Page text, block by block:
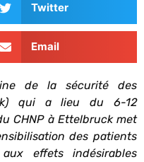
Twitter
Email
de la sécurité des
qui a lieu du 6-12
CHNP à Ettelbruck met
des patients
effets indésirables